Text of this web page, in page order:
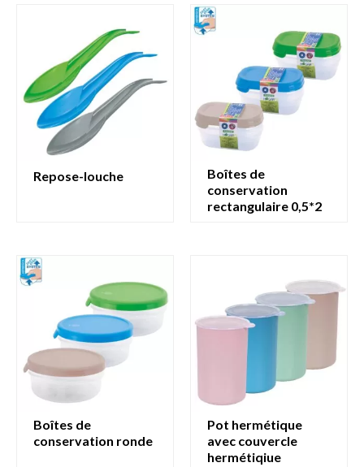
repose-louche
boîtes de
conservation
rectangulaire 0,5*2
boîtes de
conservation ronde
pot hermétique
avec couvercle
hermétiqiue